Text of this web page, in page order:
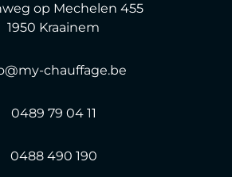
op Mechelen 455
1950 Kraainem
chauffage.be
0489 79 04 11
0488 490 190